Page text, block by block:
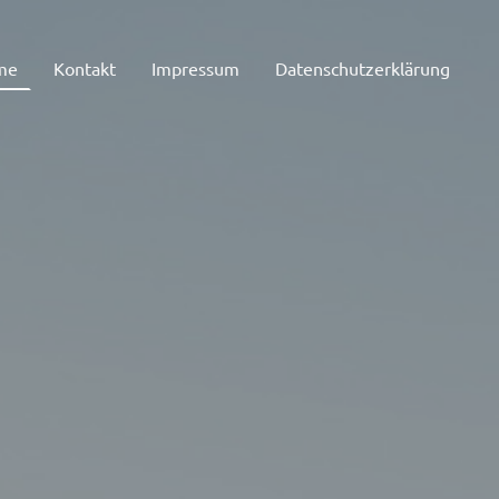
Kontakt Impressum Datenschutzerklärung